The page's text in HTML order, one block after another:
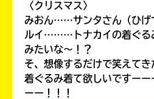
〈クリスマス〉
みおん……サンタさん（ひげ
ルイ………トナカイの着ぐる
みたいな〜！？
そ、想像するだけで笑えて
着ぐるみ着て欲しいですーー
ーー！！！